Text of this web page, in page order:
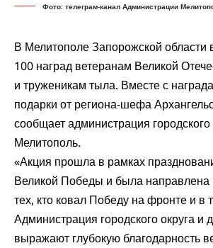
Фото: телеграм-канал Администрации
В Мелитополе Запорожской области
100 наград ветеранам Великой
и труженикам тыла. Вместе с
подарки от региона-шефа
сообщает администрация городского
Мелитополь.
«Акция прошла в рамках
Великой Победы и была направлена
тех, кто ковал Победу на фронте и в
Администрация городского округа и
выражают глубокую благодарность